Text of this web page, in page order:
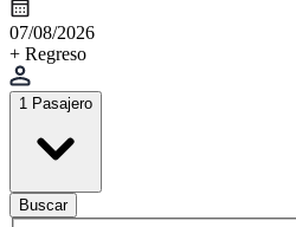
07/08/2026
+ Regreso
1 Pasajero
Buscar